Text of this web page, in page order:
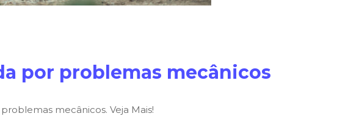
por problemas mecânicos
mecânicos. Veja Mais!